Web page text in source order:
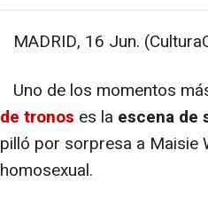
MADRID, 16 Jun.
Uno de los momentos
de tronos es la escena de
pilló por sorpresa a Maisie
homosexual.